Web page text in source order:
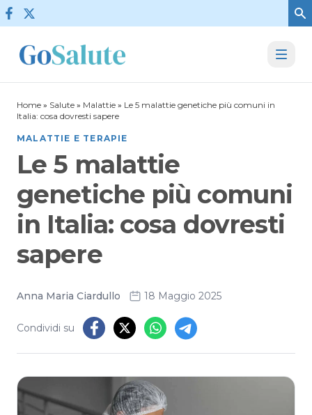
Vai al contenuto
Home » Salute » Malattie » Le 5 malattie genetiche più comuni in
Italia: cosa dovresti sapere
MALATTIE E TERAPIE
Le 5 malattie
genetiche più comuni
in Italia: cosa dovresti
sapere
Anna Maria Ciardullo 18 Maggio 2025
Condividi su